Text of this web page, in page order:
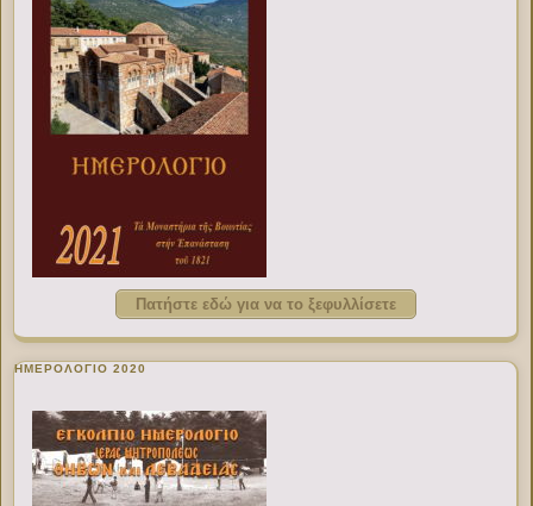
Πατήστε εδώ για να το ξεφυλλίσετε
ΗΜΕΡΟΛΟΓΙΟ 2020